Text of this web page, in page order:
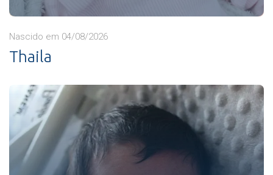
Nascido em 04/08/2026
Thaila